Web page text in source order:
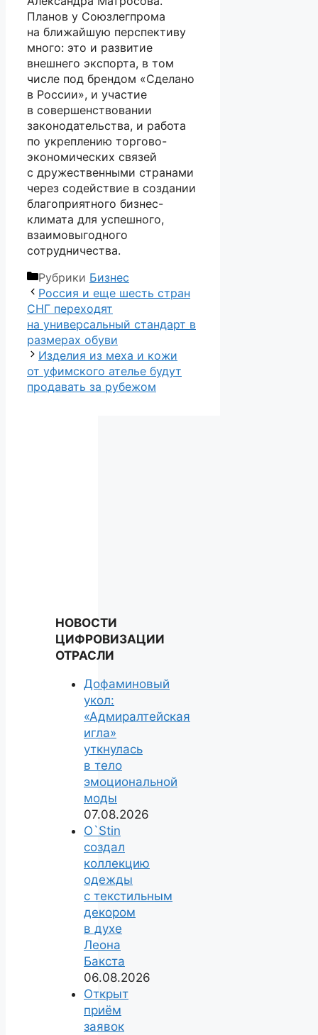
Планов у Союзлегпрома
на ближайшую перспективу
много: это и развитие
внешнего экспорта, в том
числе под брендом «Сделано
в России», и участие
в совершенствовании
законодательства, и работа
по укреплению торгово-
экономических связей
с дружественными странами
через содействие в создании
благоприятного бизнес-
климата для успешного,
взаимовыгодного
сотрудничества.
Рубрики Бизнес
Россия и еще шесть стран
СНГ переходят
на универсальный стандарт в
размерах обуви
Изделия из меха и кожи
от уфимского ателье будут
продавать за рубежом
НОВОСТИ
ЦИФРОВИЗАЦИИ
ОТРАСЛИ
Дофаминовый
укол:
«Адмиралтейская
игла»
уткнулась
в тело
эмоциональной
моды
07.08.2026
O`Stin
создал
коллекцию
одежды
с текстильным
декором
в духе
Леона
Бакста
06.08.2026
Открыт
приём
заявок